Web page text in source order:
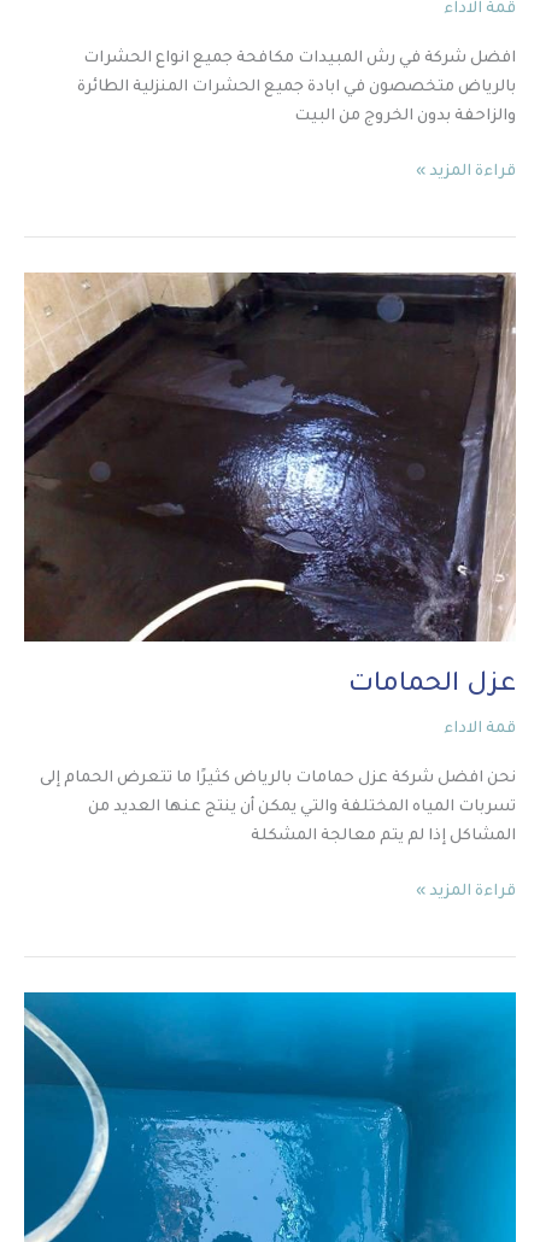
قمة الاداء
افضل شركة في رش المبيدات مكافحة جميع انواع الحشرات
بالرياض متخصصون في ابادة جميع الحشرات المنزلية الطائرة
والزاحفة بدون الخروج من البيت
قراءة المزيد »
عزل الحمامات
قمة الاداء
نحن افضل شركة عزل حمامات بالرياض كثيرًا ما تتعرض الحمام إلى
تسربات المياه المختلفة والتي يمكن أن ينتج عنها العديد من
المشاكل إذا لم يتم معالجة المشكلة
عزل
الحمامات
قراءة المزيد »